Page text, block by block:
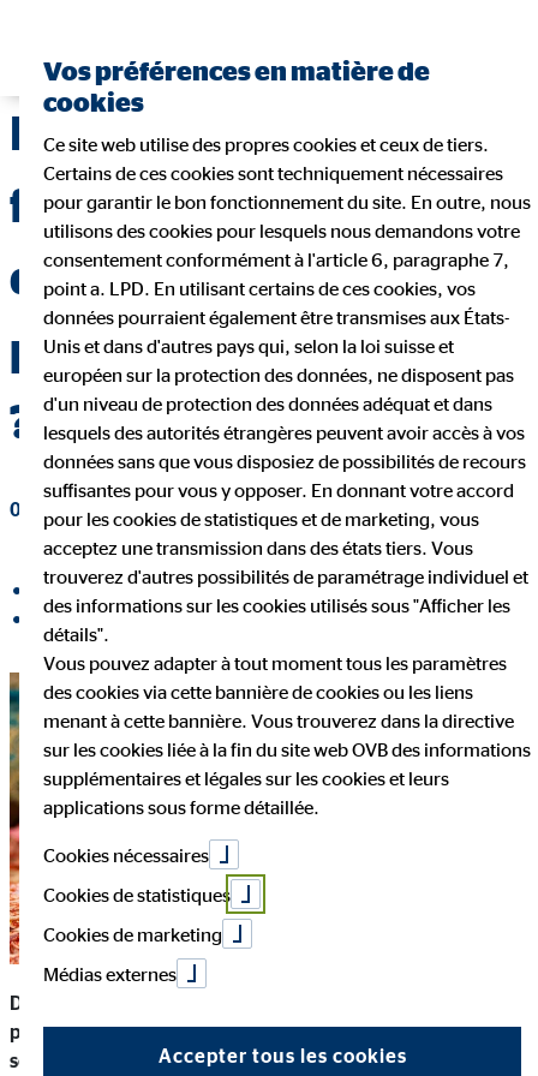
Investir dans des
fonds
d’investissement : un
placement intelligent
?
06 juillet 2021 | OVB Conseils en patrimoine (Suisse) SA
partager sur Facebook
partager sur LinkedIn
Des taux d'intérêt bas, un rendement faible et des
perspectives de prévoyance vieillesse défavorables : placer
ses économies n’est pas si évident que ça en a l’air. Les
Vos préférences en matière de
cookies
Ce site web utilise des propres cookies et ceux de tiers.
Certains de ces cookies sont techniquement nécessaires
pour garantir le bon fonctionnement du site. En outre, nous
utilisons des cookies pour lesquels nous demandons votre
consentement conformément à l'article 6, paragraphe 7,
point a. LPD. En utilisant certains de ces cookies, vos
données pourraient également être transmises aux États-
Unis et dans d'autres pays qui, selon la loi suisse et
européen sur la protection des données, ne disposent pas
d'un niveau de protection des données adéquat et dans
lesquels des autorités étrangères peuvent avoir accès à vos
données sans que vous disposiez de possibilités de recours
suffisantes pour vous y opposer. En donnant votre accord
pour les cookies de statistiques et de marketing, vous
acceptez une transmission dans des états tiers. Vous
trouverez d'autres possibilités de paramétrage individuel et
des informations sur les cookies utilisés sous "Afficher les
détails".
Vous pouvez adapter à tout moment tous les paramètres
des cookies via cette bannière de cookies ou les liens
menant à cette bannière. Vous trouverez dans la directive
sur les cookies liée à la fin du site web OVB des informations
supplémentaires et légales sur les cookies et leurs
applications sous forme détaillée.
Cookies nécessaires
Cookies de statistiques
Cookies de marketing
Médias externes
Accepter tous les cookies